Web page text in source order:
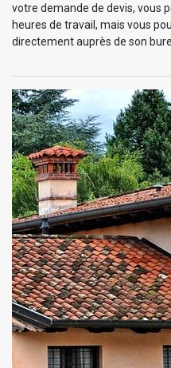
votre demande de devis, vous
heures de travail, mais vous
directement auprès de son